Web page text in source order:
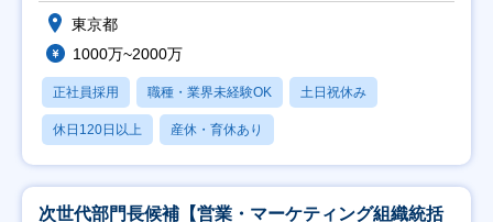
東京都
1000万~2000万
正社員採用 職種・業界未経験OK 土日祝休み
休日120日以上 産休・育休あり
次世代部門長候補【営業・マーケティング組織統括